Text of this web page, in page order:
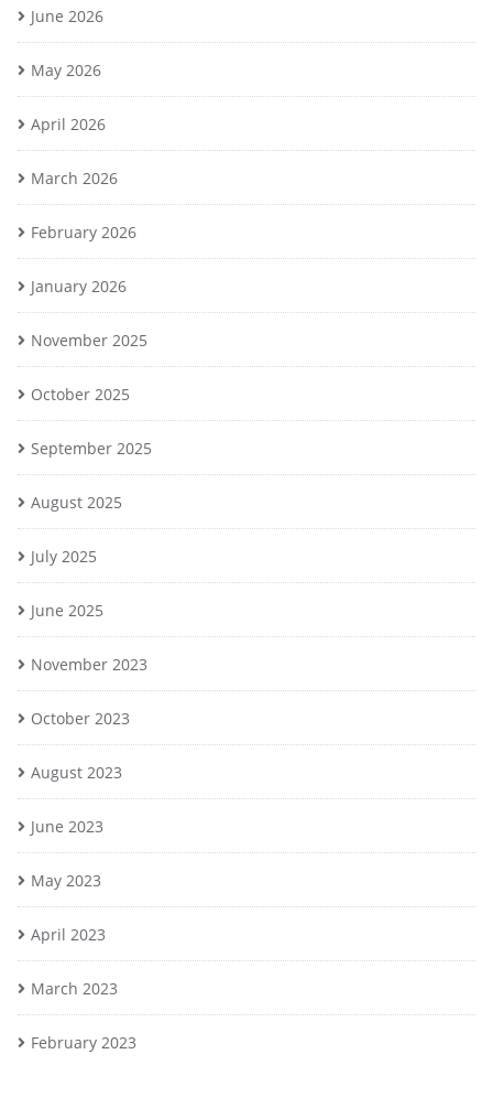
June 2026
May 2026
April 2026
March 2026
February 2026
January 2026
November 2025
October 2025
September 2025
August 2025
July 2025
June 2025
November 2023
October 2023
August 2023
June 2023
May 2023
April 2023
March 2023
February 2023